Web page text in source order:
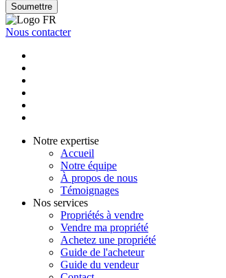
Soumettre
Nous contacter
Notre expertise
Accueil
Notre équipe
À propos de nous
Témoignages
Nos services
Propriétés à vendre
Vendre ma propriété
Achetez une propriété
Guide de l'acheteur
Guide du vendeur